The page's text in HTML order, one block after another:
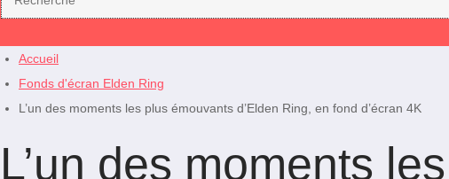
Accueil
Fonds d'écran Elden Ring
L’un des moments les plus émouvants d’Elden Ring, en fond d’écran 4K
L’un des moments